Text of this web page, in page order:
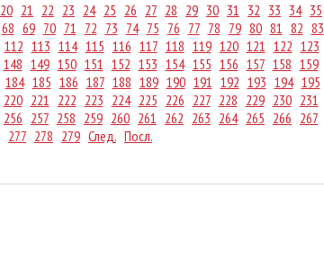
20 21 22 23 24 25 26 27 28 29 30 31 32 33 34 35
68 69 70 71 72 73 74 75 76 77 78 79 80 81 82 83
112 113 114 115 116 117 118 119 120 121 122 123
148 149 150 151 152 153 154 155 156 157 158 159
184 185 186 187 188 189 190 191 192 193 194 195
220 221 222 223 224 225 226 227 228 229 230 231
256 257 258 259 260 261 262 263 264 265 266 267
277 278 279 След. Посл.